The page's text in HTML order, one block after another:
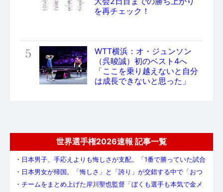
を再チェック！
5
WTT横浜：オ・ジュンソン
（呉晙誠）初のベスト4へ
「ここを乗り越えないと自分
は成長できないと思った」
世界選手権2026速報 記事一覧
・ 日本男子、手応えよりも悔しさが支配。「1番で勝っていた試合
・ 日本男女が帰国。「悔しさ」と「誇り」が交錯する中で「おつ
・ チームをまとめ上げた岸川聖也監督「ぼくも選手も本気で金メ